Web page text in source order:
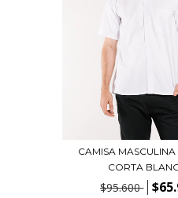
CAMISA
CORTA
$95.600